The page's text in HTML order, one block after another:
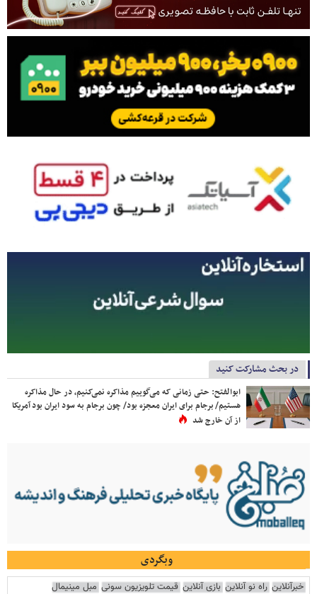
در بحث مشارکت کنید
ابوالفتح: حتی زمانی که می‌گوییم مذاکره نمی‌کنیم، در حال مذاکره
هستیم/ برجام برای ایران معجزه بود/ چون برجام به سود ایران بود آمریکا
از آن خارج شد
وبگردی
خبرآنلاین راه نو آنلاین بازی آنلاین قیمت تلویزیون سونی مبل مینیمال